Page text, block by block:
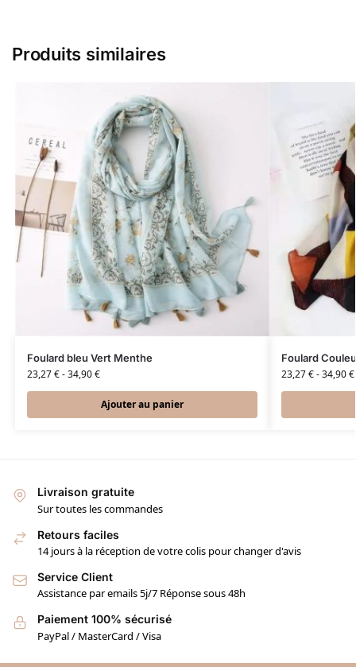
Produits similaires
Foulard bleu Vert Menthe
23,27€-34,90€
Ajouter au panier
Foulard
23,27€-34,90€
Livraison gratuite
Sur toutes les commandes
Retours faciles
14 jours à la réception de votre colis pour changer d'avis
Service Client
Assistance par emails 5j/7 Réponse sous 48h
Paiement 100% sécurisé
PayPal / MasterCard / Visa